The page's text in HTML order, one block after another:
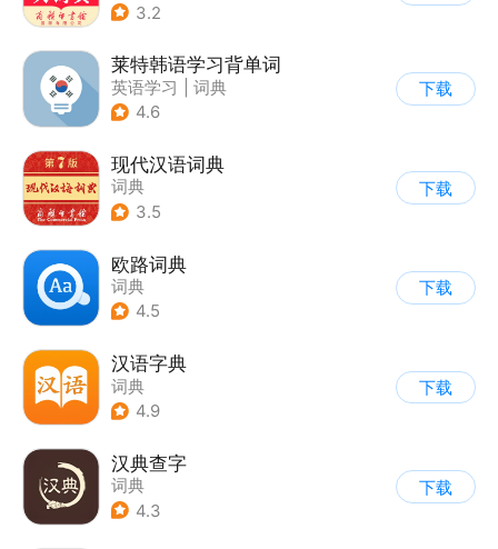
3.2
莱特韩语学习背单词
英语学习
词典
4.6
下载
现代汉语词典
词典
3.5
下载
欧路词典
词典
4.5
下载
汉语字典
词典
4.9
下载
汉典查字
词典
4.3
下载